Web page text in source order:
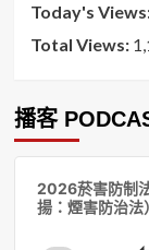
Today's
Total Views:
播客
2026菸害防制
揚：煙害防治